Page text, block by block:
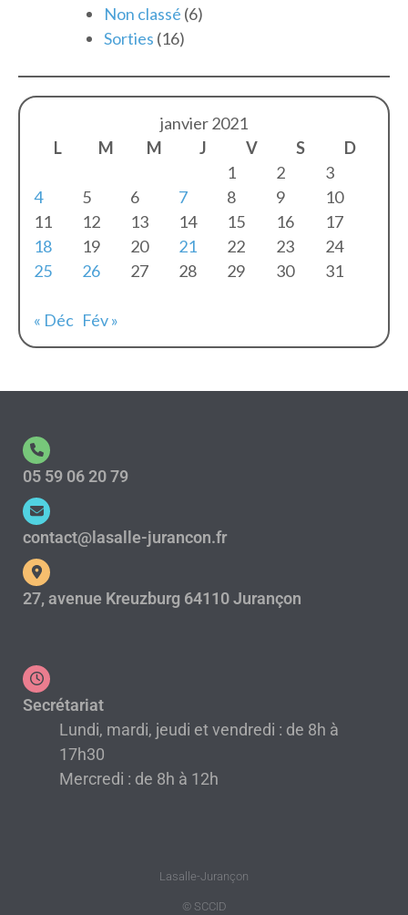
Non classé (6)
Sorties (16)
janvier 2021
L
M M J V S
D
1
2
3
4
5 6 7 8 9
10
11
12 13 14 15 16
17
18
19 20 21 22 23
24
25
26 27 28 29 30 31
« Déc Fév »
05 59 06 20 79
contact@lasalle-jurancon.fr
27, avenue Kreuzburg 64110 Jurançon
Secrétariat
Lundi, mardi, jeudi et vendredi : de 8h à
17h30
Mercredi : de 8h à 12h
Lasalle-Jurançon
© SCCID